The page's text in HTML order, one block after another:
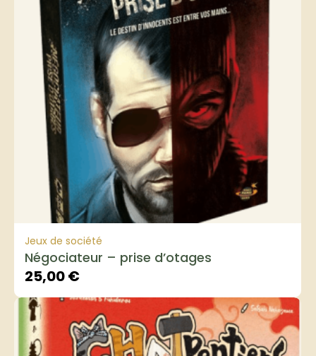
Jeux de société
Négociateur – prise d’otages
25,00€